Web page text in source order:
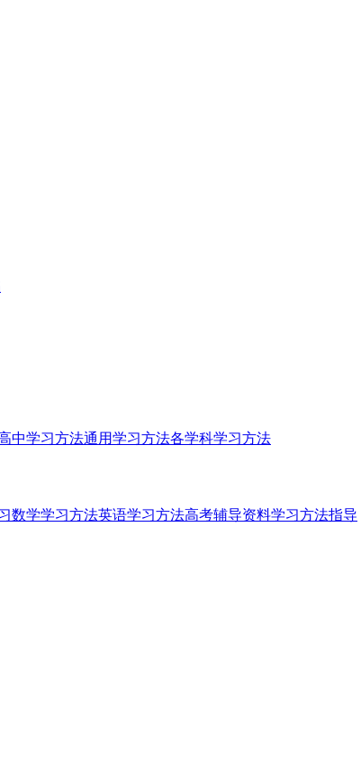
中学习方法通用学习方法各学科学习方法
数学学习方法英语学习方法高考辅导资料学习方法指导